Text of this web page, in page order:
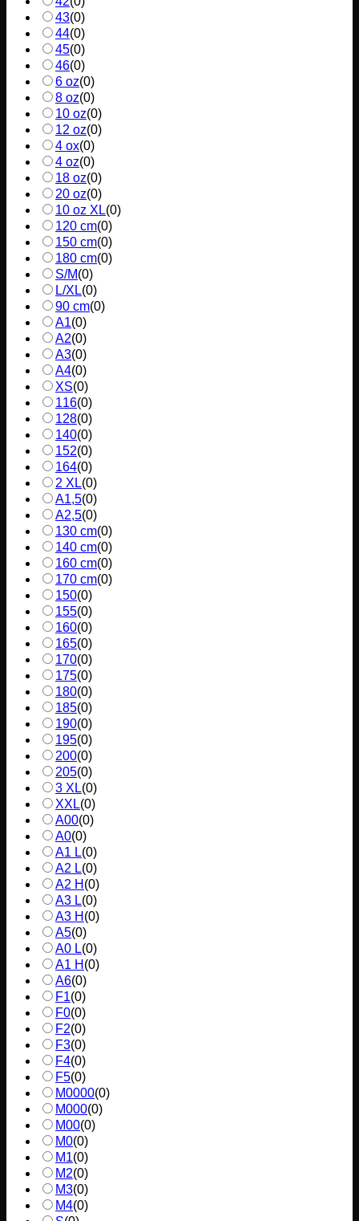
43(0)
44(0)
45(0)
46(0)
6 oz(0)
8 oz(0)
10 oz(0)
12 oz(0)
4 ox(0)
4 oz(0)
18 oz(0)
20 oz(0)
10 oz XL(0)
120 cm(0)
150 cm(0)
180 cm(0)
S/M(0)
L/XL(0)
90 cm(0)
A1(0)
A2(0)
A3(0)
A4(0)
XS(0)
116(0)
128(0)
140(0)
152(0)
164(0)
2 XL(0)
A1,5(0)
A2,5(0)
130 cm(0)
140 cm(0)
160 cm(0)
170 cm(0)
150(0)
155(0)
160(0)
165(0)
170(0)
175(0)
180(0)
185(0)
190(0)
195(0)
200(0)
205(0)
3 XL(0)
XXL(0)
A00(0)
A0(0)
A1 L(0)
A2 L(0)
A2 H (0)
A3 L(0)
A3 H (0)
A5(0)
A0 L(0)
A1 H (0)
A6(0)
F1(0)
F0(0)
F2(0)
F3(0)
F4(0)
F5(0)
M0000(0)
M000(0)
M00(0)
M0(0)
M1(0)
M2(0)
M3(0)
M4(0)